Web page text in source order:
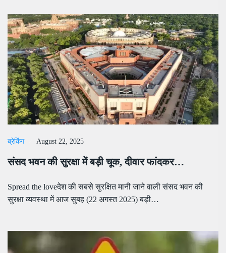
ब्रेकिंग August 22, 2025
संसद भवन की सुरक्षा में बड़ी चूक, दीवार फांदकर…
Spread the loveदेश की सबसे सुरक्षित मानी जाने वाली संसद भवन की
सुरक्षा व्यवस्था में आज सुबह (22 अगस्त 2025) बड़ी…